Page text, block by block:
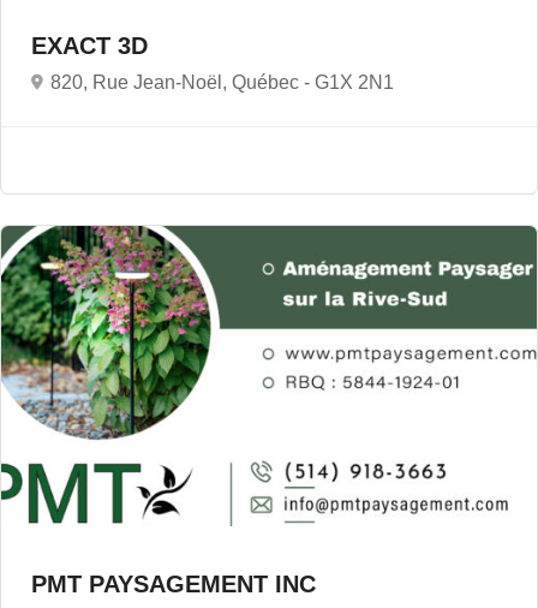
EXACT 3D
820, Rue Jean-Noël, Québec - G1X 2N1
PMT PAYSAGEMENT INC